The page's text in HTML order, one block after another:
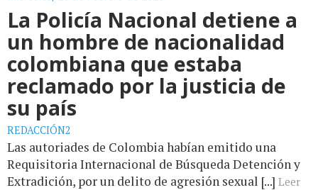
La Policía Nacional detiene a
un hombre de nacionalidad
colombiana que estaba
reclamado por la justicia de
su país
REDACCIÓN2
Las autoriades de Colombia habían emitido una
Requisitoria Internacional de Búsqueda Detención y
Extradición, por un delito de agresión sexual [...] Leer